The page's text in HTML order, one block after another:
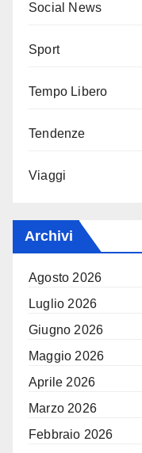
Social News
Sport
Tempo Libero
Tendenze
Viaggi
Archivi
Agosto 2026
Luglio 2026
Giugno 2026
Maggio 2026
Aprile 2026
Marzo 2026
Febbraio 2026